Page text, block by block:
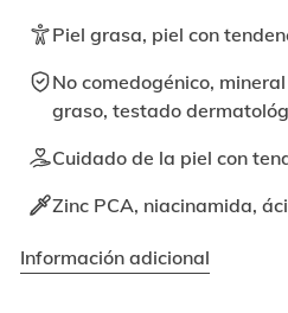
correspondiente.
Piel grasa, piel con
No comedogénico,
graso, testado
Cuidado de la piel con
Zinc PCA, niacinamida,
Información adicional